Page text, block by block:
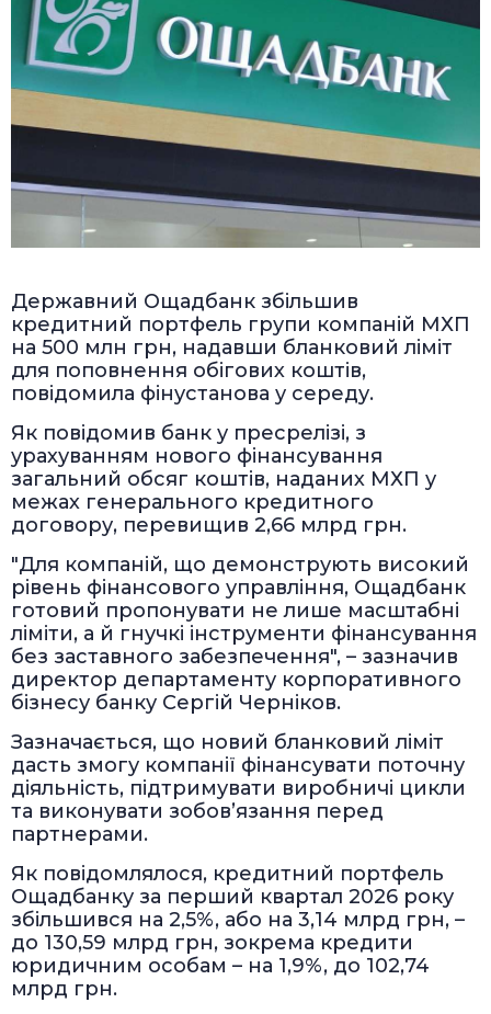
Державний Ощадбанк збільшив
кредитний портфель групи компаній МХП
на 500 млн грн, надавши бланковий ліміт
для поповнення обігових коштів,
повідомила фінустанова у середу.
Як повідомив банк у пресрелізі, з
урахуванням нового фінансування
загальний обсяг коштів, наданих МХП у
межах генерального кредитного
договору, перевищив 2,66 млрд грн.
"Для компаній, що демонструють високий
рівень фінансового управління, Ощадбанк
готовий пропонувати не лише масштабні
ліміти, а й гнучкі інструменти фінансування
без заставного забезпечення", – зазначив
директор департаменту корпоративного
бізнесу банку Сергій Черніков.
Зазначається, що новий бланковий ліміт
дасть змогу компанії фінансувати поточну
діяльність, підтримувати виробничі цикли
та виконувати зобов’язання перед
партнерами.
Як повідомлялося, кредитний портфель
Ощадбанку за перший квартал 2026 року
збільшився на 2,5%, або на 3,14 млрд грн, –
до 130,59 млрд грн, зокрема кредити
юридичним особам – на 1,9%, до 102,74
млрд грн.